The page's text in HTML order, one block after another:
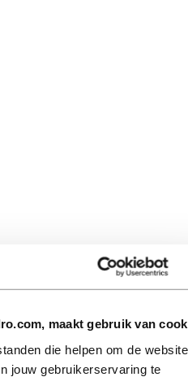
maakt gebruik van
die helpen om de website
jouw gebruikerservaring te